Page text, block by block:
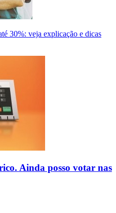
30%: veja explicação e dicas
Ainda posso votar nas